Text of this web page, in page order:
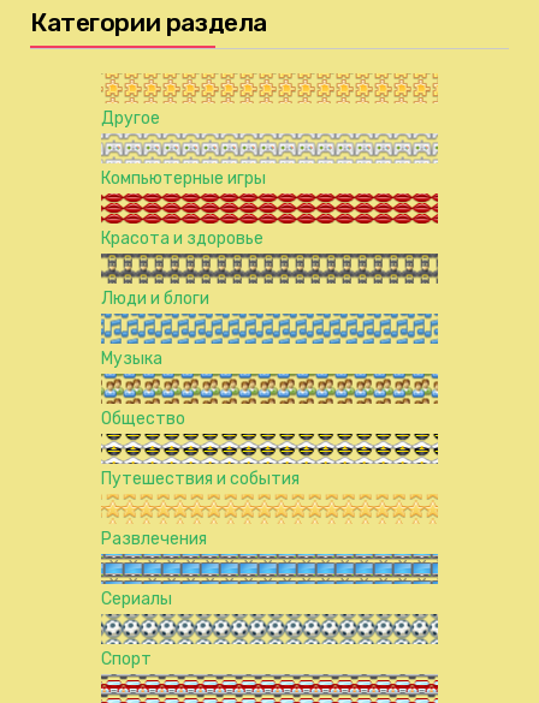
Категории раздела
Другое
Компьютерные игры
Красота и здоровье
Люди и блоги
Музыка
Общество
Путешествия и события
Развлечения
Сериалы
Спорт